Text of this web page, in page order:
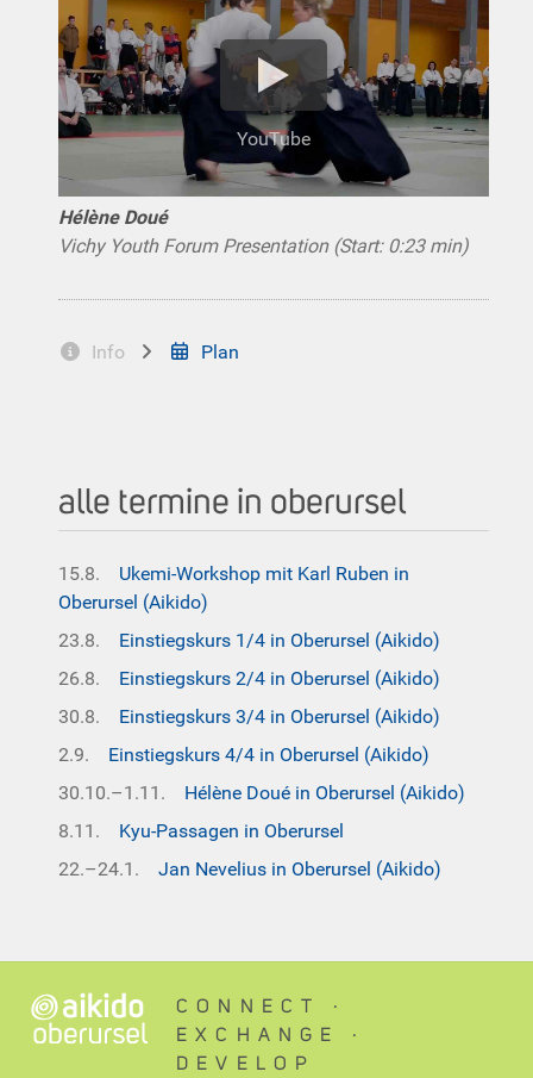
YouTube
Hélène Doué
Vichy Youth Forum Presentation (Start: 0:23 min)
Info Plan
alle termine in oberursel
15.8. Ukemi-Workshop mit Karl Ruben in
Oberursel (Aikido)
23.8. Einstiegskurs 1/4 in Oberursel (Aikido)
26.8. Einstiegskurs 2/4 in Oberursel (Aikido)
30.8. Einstiegskurs 3/4 in Oberursel (Aikido)
2.9. Einstiegskurs 4/4 in Oberursel (Aikido)
30.10.–1.11. Hélène Doué in Oberursel (Aikido)
8.11. Kyu-Passagen in Oberursel
22.–24.1. Jan Nevelius in Oberursel (Aikido)
CONNECT ∙
EXCHANGE ∙
DEVELOP